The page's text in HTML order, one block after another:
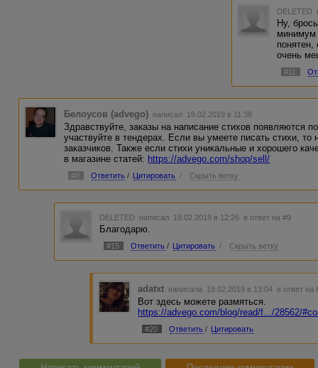
DELETED
Ну,
минимум
очень
#11
Белоусов (advego) написал 19.02.2019 в 11:38
Здравствуйте, заказы на написание стихов появляются
участвуйте в тендерах. Если вы умеете писать стихи, то
заказчиков. Также если стихи уникальные и хорошего
в магазине статей: https://advego.com/shop/sell/
#9 Ответить / Цитировать / Скрыть ветку
DELETED написал 19.02.2019 в 12:26 в ответ на #9
Благодарю.
#15 Ответить / Цитировать / Скрыть ветку
adatxt написала 19.02.2019 в 13:04 в ответ на
Вот здесь можете размяться.
https://advego.com/blog/read/f.../28562/
#20 Ответить / Цитировать